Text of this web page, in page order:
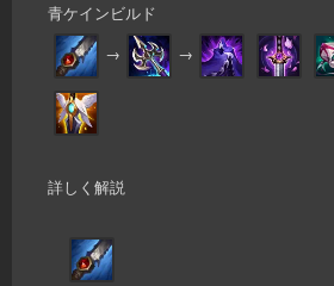
青ケインビルド
→
→
詳しく解説